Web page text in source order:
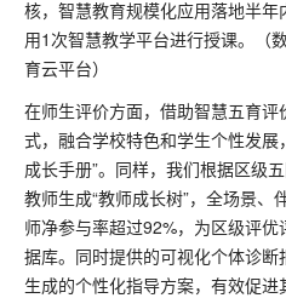
核，智慧教育规模化应用落地半
用1次智慧教学平台进行授课。（
育云平台）
在师生评价方面，借助智慧五育
式，融合学校特色和学生个性发
成长手册”。同样，我们根据区级
教师生成“教师成长树”，全场景
师净参与率超过92%，为区级评
据库。同时提供的可视化个体诊
生成的个性化指导方案，有效促